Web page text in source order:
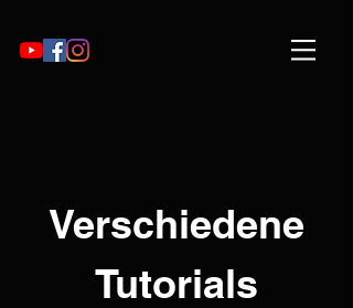
Verschiedene
Tutorials